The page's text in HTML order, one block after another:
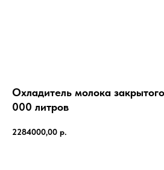
Охладитель молока
000 литров
2284000,00 р.